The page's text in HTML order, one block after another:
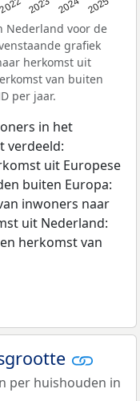
2022 2023 2024 2025
Nederland voor de
grafiek
herkomst uit
van buiten
per jaar.
in het
verdeeld:
uit Europese
buiten Europa:
inwoners naar
uit Nederland:
herkomst van
per huishouden in